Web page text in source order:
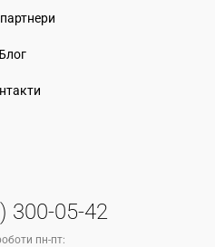
Блог
300-05-42
пн-пт: